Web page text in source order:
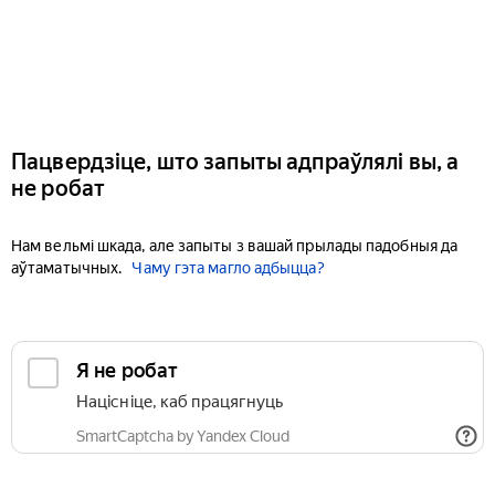
Пацвердзіце, што запыты адпраўлялі вы, а
не робат
Нам вельмі шкада, але запыты з вашай прылады падобныя да
аўтаматычных.
Чаму гэта магло адбыцца?
Я не робат
Націсніце, каб працягнуць
SmartCaptcha by Yandex Cloud